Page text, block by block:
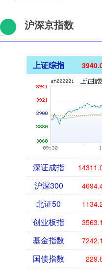
沪深京指数
上证综指
深证成指
沪深300
北证50
创业板指
基金指数
国债指数